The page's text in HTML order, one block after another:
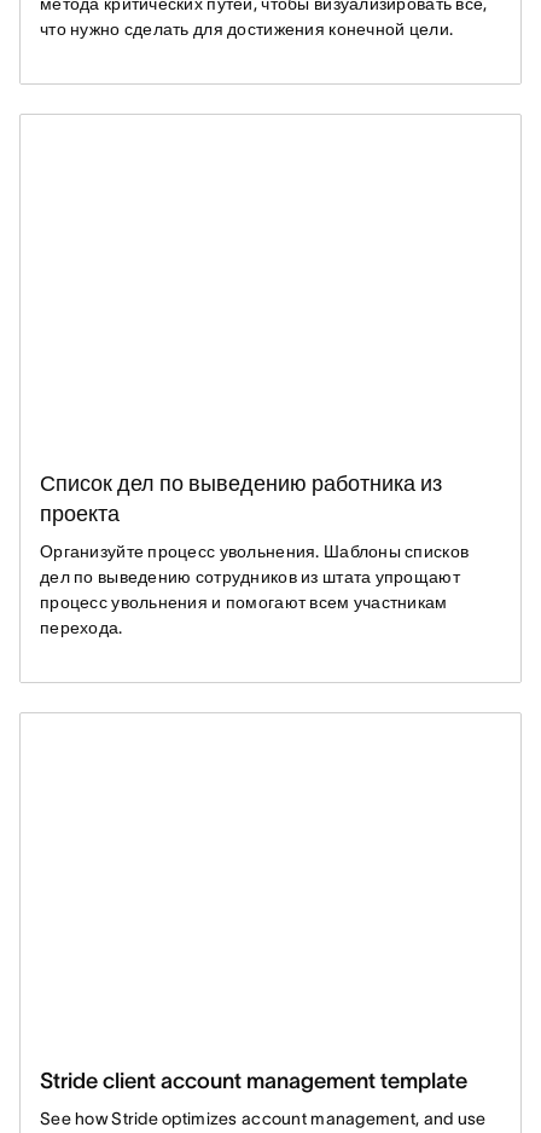
что нужно сделать для достижения конечной цели.
Список дел по выведению работника из
проекта
Организуйте процесс увольнения. Шаблоны списков
дел по выведению сотрудников из штата упрощают
процесс увольнения и помогают всем участникам
перехода.
Stride client account management template
See how Stride optimizes account management, and use